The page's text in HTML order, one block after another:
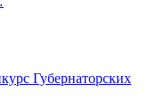
Губернаторских